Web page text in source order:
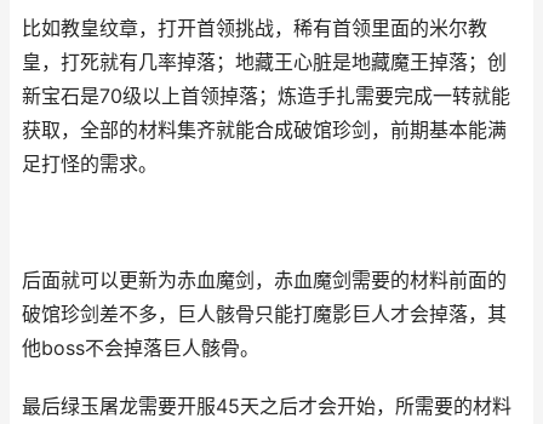
比如教皇纹章，打开首领挑战，稀有首领里面的米尔教
皇，打死就有几率掉落；地藏王心脏是地藏魔王掉落；创
新宝石是70级以上首领掉落；炼造手扎需要完成一转就能
获取，全部的材料集齐就能合成破馆珍剑，前期基本能满
足打怪的需求。
后面就可以更新为赤血魔剑，赤血魔剑需要的材料前面的
破馆珍剑差不多，巨人骸骨只能打魔影巨人才会掉落，其
他boss不会掉落巨人骸骨。
最后绿玉屠龙需要开服45天之后才会开始，所需要的材料